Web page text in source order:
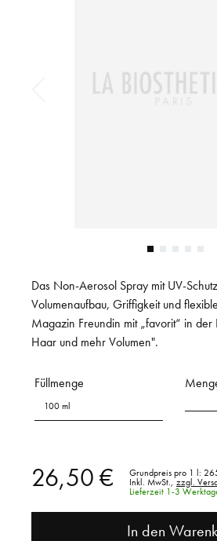
Das Non-Aerosol Spray mit UV-
Volumenaufbau, Griffigkeit und
Magazin Freundin mit „favorit“ in der
Haar und mehr Volumen".
Füllmenge
100 ml
26,50 € Grundpreis pro 1 l:
Inkl. MwSt.,
zzgl.
Lieferzeit 1-3
In den